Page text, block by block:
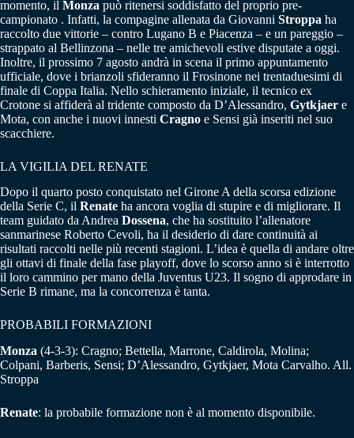
momento, il Monza può ritenersi soddisfatto del proprio pre-
campionato . Infatti, la compagine allenata da Giovanni Stroppa ha
raccolto due vittorie – contro Lugano B e Piacenza – e un pareggio –
strappato al Bellinzona – nelle tre amichevoli estive disputate a oggi.
Inoltre, il prossimo 7 agosto andrà in scena il primo appuntamento
ufficiale, dove i brianzoli sfideranno il Frosinone nei trentaduesimi di
finale di Coppa Italia. Nello schieramento iniziale, il tecnico ex
Crotone si affiderà al tridente composto da D’Alessandro, Gytkjaer e
Mota, con anche i nuovi innesti Cragno e Sensi già inseriti nel suo
scacchiere.
LA VIGILIA DEL RENATE
Dopo il quarto posto conquistato nel Girone A della scorsa edizione
della Serie C, il Renate ha ancora voglia di stupire e di migliorare. Il
team guidato da Andrea Dossena, che ha sostituito l’allenatore
sanmarinese Roberto Cevoli, ha il desiderio di dare continuità ai
risultati raccolti nelle più recenti stagioni. L’idea è quella di andare oltre
gli ottavi di finale della fase playoff, dove lo scorso anno si è interrotto
il loro cammino per mano della Juventus U23. Il sogno di approdare in
Serie B rimane, ma la concorrenza è tanta.
PROBABILI FORMAZIONI
Monza (4-3-3): Cragno; Bettella, Marrone, Caldirola, Molina;
Colpani, Barberis, Sensi; D’Alessandro, Gytkjaer, Mota Carvalho. All.
Stroppa
Renate: la probabile formazione non è al momento disponibile.